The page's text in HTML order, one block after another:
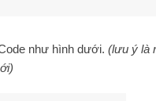
như hình dưới. (lưu ý là